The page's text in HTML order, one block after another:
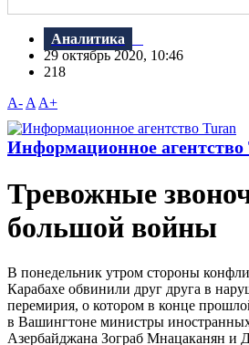
Аналитика
29 октябрь 2020, 10:46
218
A- A A+
Информационное агентство
Тревожные
большой войны
В понедельник утром стороны
Карабахе обвинили друг друга в
перемирия, о котором в конце
в Вашингтоне министры
Азербайджана Зограб Мнацаканян и